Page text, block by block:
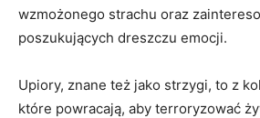
wzmożonego strachu oraz
poszukujących dreszczu‍ emocji.
Upiory, ‌znane też jako strzygi, to z⁣
które powracają, aby terroryzować